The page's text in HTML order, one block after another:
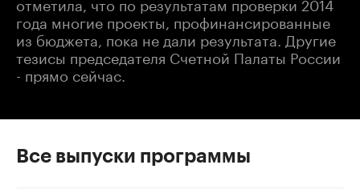
года многие проекты, профинансированные
из бюджета, пока не дали результата. Другие
тезисы председателя Счетной Палаты России
- прямо сейчас.
Все выпуски программы